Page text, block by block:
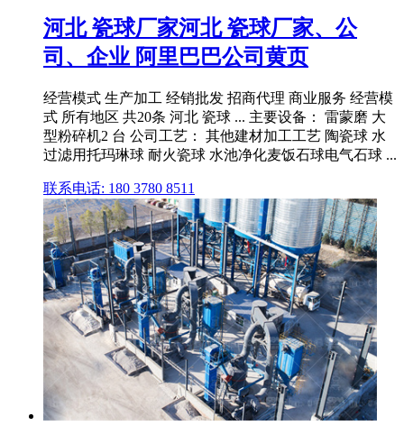
河北 瓷球厂家河北 瓷球厂家、公
司、企业 阿里巴巴公司黄页
经营模式 生产加工 经销批发 招商代理 商业服务 经营模
式 所有地区 共20条 河北 瓷球 ... 主要设备： 雷蒙磨 大
型粉碎机2 台 公司工艺： 其他建材加工工艺 陶瓷球 水
过滤用托玛琳球 耐火瓷球 水池净化麦饭石球电气石球 ...
联系电话: 180 3780 8511